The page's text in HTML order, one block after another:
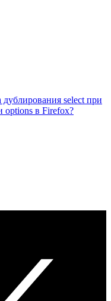
select при
options в Firefox?